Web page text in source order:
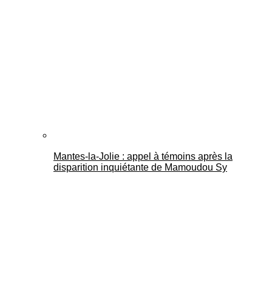
Mantes-la-Jolie : appel à témoins après la
disparition inquiétante de Mamoudou Sy